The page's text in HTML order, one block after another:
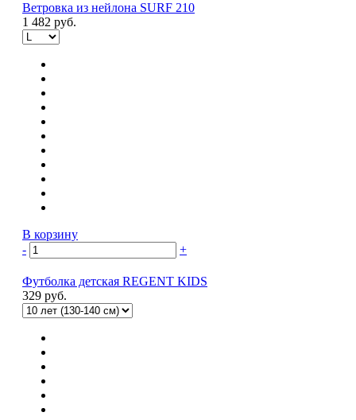
Ветровка из нейлона SURF 210
1 482 руб.
В корзину
-
+
Футболка детская REGENT KIDS
329 руб.